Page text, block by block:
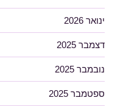
ינואר 2026
דצמבר 2025
נובמבר 2025
ספטמבר 2025